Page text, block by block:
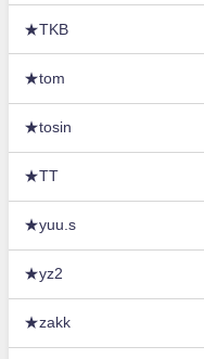
★TKB
★tom
★tosin
★TT
★yuu.s
★yz2
★zakk